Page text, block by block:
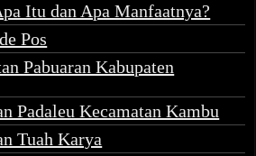
Itu dan Apa Manfaatnya?
Pos
Pabuaran Kabupaten
Padaleu Kecamatan Kambu
Tuah Karya